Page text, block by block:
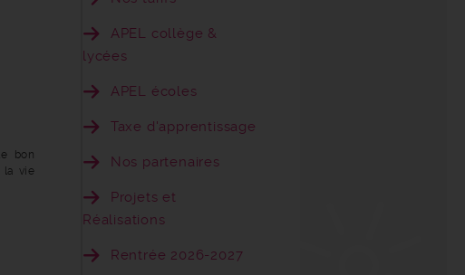
bon
la vie
APEL collège &
lycées
APEL écoles
Taxe d'apprentissage
Nos partenaires
Projets et
Réalisations
Rentrée 2026-2027